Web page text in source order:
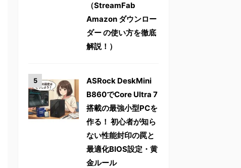
（StreamFab
Amazon ダウンロー
ダー の使い方を徹底
解説！）
ASRock DeskMini
B860でCore Ultra 7
搭載の最強小型PCを
作る！ 初心者が知ら
ない性能封印の罠と
最適化BIOS設定・黄
金ルール